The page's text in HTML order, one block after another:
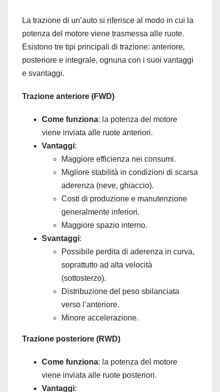
La trazione di un’auto si riferisce al modo in cui la
potenza del motore viene trasmessa alle ruote.
Esistono tre tipi principali di trazione: anteriore,
posteriore e integrale, ognuna con i suoi vantaggi
e svantaggi.
Trazione anteriore (FWD)
Come funziona: la potenza del motore
viene inviata alle ruote anteriori.
Vantaggi:
Maggiore efficienza nei consumi.
Migliore stabilità in condizioni di scarsa
aderenza (neve, ghiaccio).
Costi di produzione e manutenzione
generalmente inferiori.
Maggiore spazio interno.
Svantaggi:
Possibile perdita di aderenza in curva,
soprattutto ad alta velocità
(sottosterzo).
Distribuzione del peso sbilanciata
verso l’anteriore.
Minore accelerazione.
Trazione posteriore (RWD)
Come funziona: la potenza del motore
viene inviata alle ruote posteriori.
Vantaggi: